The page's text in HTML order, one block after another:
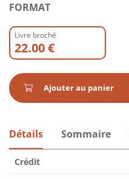
FORMAT
Livre broché
22.00 €
Ajouter au panier
Détails Sommaire
Crédit